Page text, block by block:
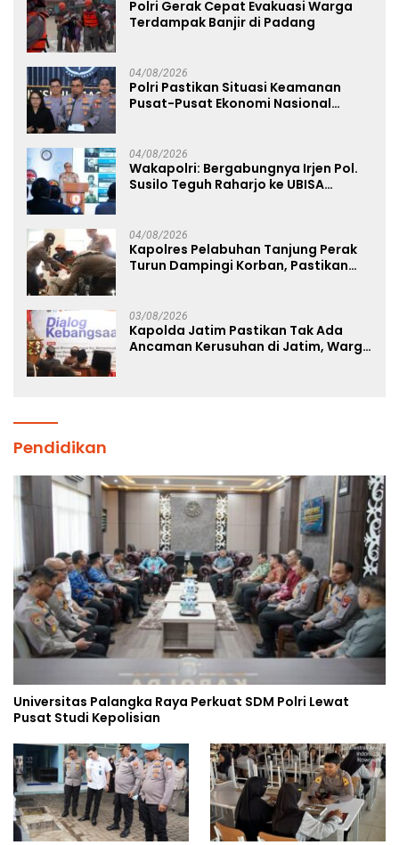
Polri Gerak Cepat Evakuasi Warga
Terdampak Banjir di Padang
04/08/2026
Polri Pastikan Situasi Keamanan
Pusat-Pusat Ekonomi Nasional
04/08/2026
Wakapolri: Bergabungnya Irjen Pol.
Susilo Teguh Raharjo ke UBISA
04/08/2026
Kapolres Pelabuhan Tanjung Perak
Turun Dampingi Korban, Pastikan
03/08/2026
Kapolda Jatim Pastikan Tak Ada
Ancaman Kerusuhan di Jatim, Warga
Pendidikan
Universitas Palangka Raya Perkuat SDM Polri Lewat
Pusat Studi Kepolisian